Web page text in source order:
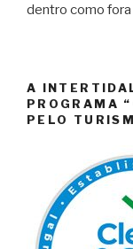
dentro como fora
A
PROGRAMA
PELO